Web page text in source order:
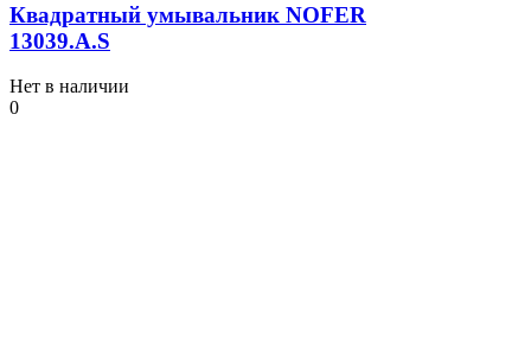
Квадратный умывальник NOFER
13039.A.S
Нет в наличии
0